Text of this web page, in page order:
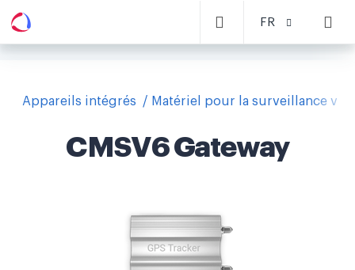
FR
Appareils intégrés Matériel pour la surveillance
CMSV6 Gateway